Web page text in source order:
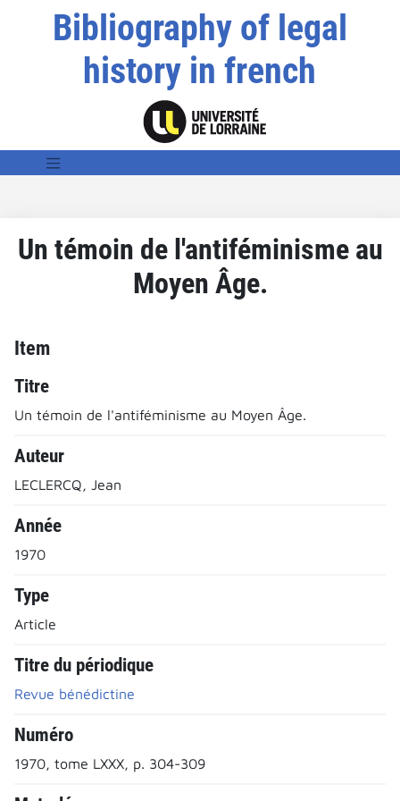
Bibliography of legal
history in french
Un témoin de l'antiféminisme au
Moyen Âge.
Item
Titre
Un témoin de l'antiféminisme au Moyen Âge.
Auteur
LECLERCQ, Jean
Année
1970
Type
Article
Titre du périodique
Revue bénédictine
Numéro
1970, tome LXXX, p. 304-309